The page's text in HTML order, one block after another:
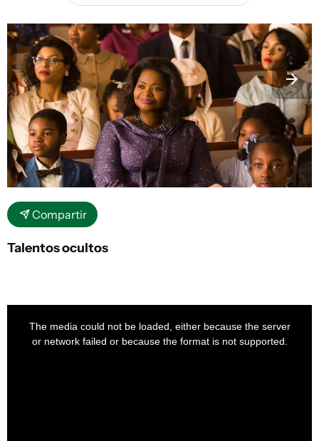
Compartir
Talentos ocultos
The media could not be loaded, either because the server
or network failed or because the format is not supported.